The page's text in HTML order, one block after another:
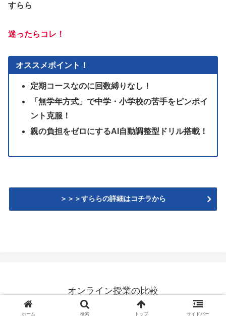
すらら
迷ったらコレ！
オススメポイント！
定期コースなのに回数縛りなし！
「無学年方式」で中学・小学校の苦手をピンポイ
ント克服！
親の負担をゼロにするAI自動調整型ドリル搭載！
＞＞＞すららの詳細はコチラから
オンライン授業の比較
© 2026 オンライン授業の比較.
ホーム 検索 トップ サイドバー